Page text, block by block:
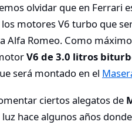
olvidar que en Ferrari
motores V6 turbo que
Alfa Romeo. Como
V6 de 3.0 litros
será montado en el
ciertos alegatos de
hace algunos años